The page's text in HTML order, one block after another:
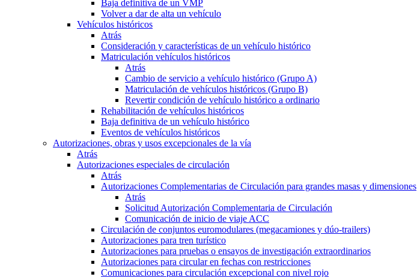
Baja definitiva de un VMP
Volver a dar de alta un vehículo
Vehículos históricos
Atrás
Consideración y características de un vehículo histórico
Matriculación vehículos históricos
Atrás
Cambio de servicio a vehículo histórico (Grupo A)
Matriculación de vehículos históricos (Grupo B)
Revertir condición de vehículo histórico a ordinario
Rehabilitación de vehículos históricos
Baja definitiva de un vehículo histórico
Eventos de vehículos históricos
Autorizaciones, obras y usos excepcionales de la vía
Atrás
Autorizaciones especiales de circulación
Atrás
Autorizaciones Complementarias de Circulación para grandes masas y dimensiones
Atrás
Solicitud Autorización Complementaria de Circulación
Comunicación de inicio de viaje ACC
Circulación de conjuntos euromodulares (megacamiones y dúo-trailers)
Autorizaciones para tren turístico
Autorizaciones para pruebas o ensayos de investigación extraordinarios
Autorizaciones para circular en fechas con restricciones
Comunicaciones para circulación excepcional con nivel rojo